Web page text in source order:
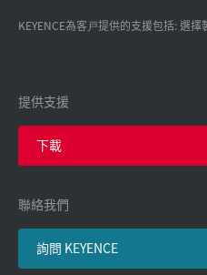
KEYENCE為客戸提供的支援包括: 選
提供支援
下載
聯絡我們
詢問 KEYENCE